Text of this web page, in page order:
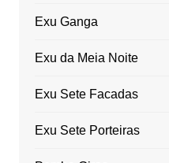
Exu Ganga
Exu da Meia Noite
Exu Sete Facadas
Exu Sete Porteiras